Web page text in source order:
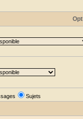
Sujets